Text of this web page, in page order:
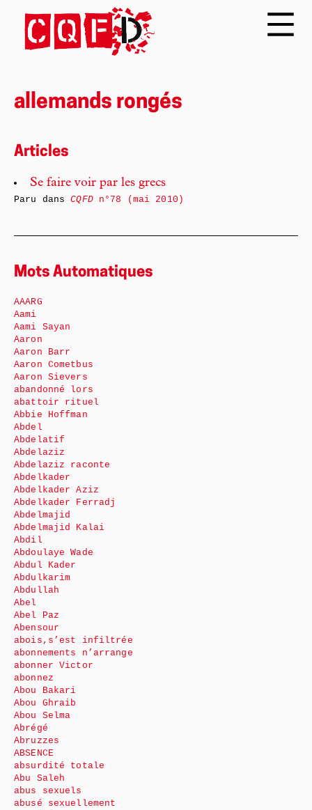
allemands rongés
Articles
Se faire voir par les grecs
Paru dansCQFDn°78 (mai 2010)
Mots Automatiques
AAARG
Aami
Aami Sayan
Aaron
Aaron Barr
Aaron Cometbus
Aaron Sievers
abandonné lors
abattoir rituel
Abbie Hoffman
Abdel
Abdelatif
Abdelaziz
Abdelaziz raconte
Abdelkader
Abdelkader Aziz
Abdelkader Ferradj
Abdelmajid
Abdelmajid Kalai
Abdil
Abdoulaye Wade
Abdul Kader
Abdulkarim
Abdullah
Abel
Abel Paz
Abensour
abois,s’est infiltrée
abonnements n’arrange
abonner Victor
abonnez
Abou Bakari
Abou Ghraib
Abou Selma
Abrégé
Abruzzes
ABSENCE
absurdité totale
Abu Saleh
abus sexuels
abusé sexuellement